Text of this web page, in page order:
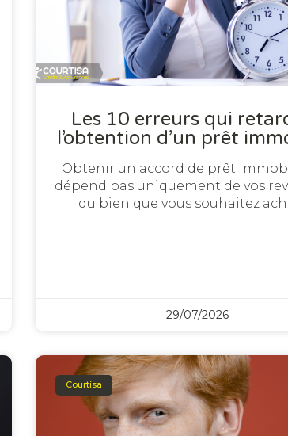
Les 10 erreurs qui
l’obtention d’un prêt
Obtenir un accord de prêt
dépend pas uniquement de vos
du bien que vous souhaitez
29/07/2026
Courtisa